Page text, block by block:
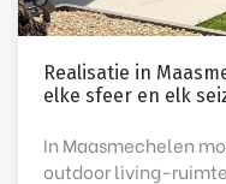
Realisatie in
elke sfeer en elk
In Maasmechelen
outdoor living-